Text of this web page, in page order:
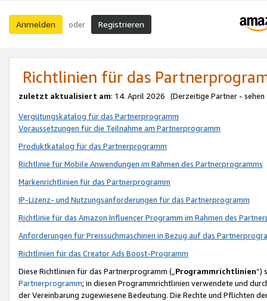
Anmelden oder Registrieren
Richtlinien für das
zuletzt aktualisiert am: 14. April 2026 (Derzeitige Partner - sehen
Vergütungskatalog für das Partnerprogramm
Voraussetzungen für die Teilnahme am Partnerprogramm
Produktkatalog für das Partnerprogramm
Richtlinie für Mobile Anwendungen im Rahmen des Partnerprogramms
Markenrichtlinien für das Partnerprogramm
IP-Lizenz- und Nutzungsanforderungen für das Partnerprogramm
Richtlinie für das Amazon Influencer Programm im Rahmen des
Anforderungen für Preissuchmaschinen in Bezug auf das
Richtlinien für das Creator Ads Boost-Programm
Diese Richtlinien für das Partnerprogramm („Programmrichtlinien“)
Partnerprogramm; in diesen Programmrichtlinien verwendete und
der Vereinbarung zugewiesene Bedeutung. Die Rechte und Pflichten